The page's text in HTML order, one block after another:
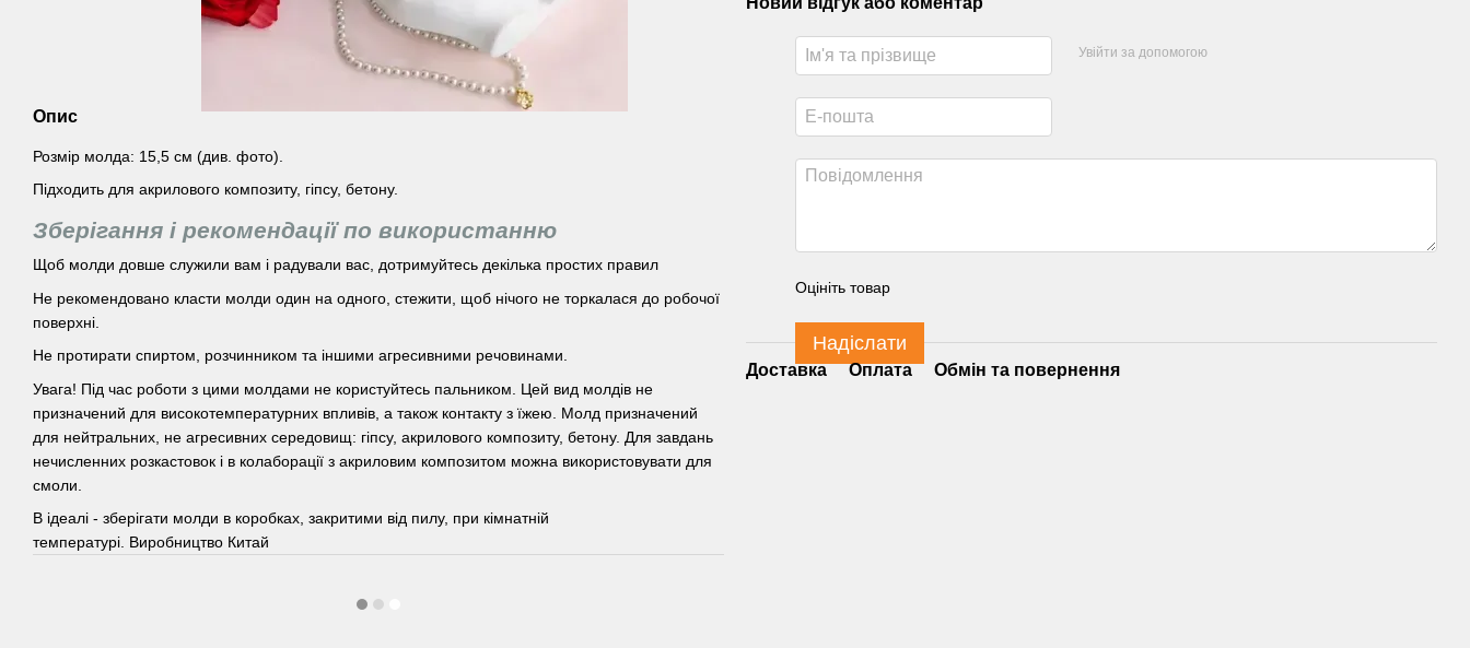
Опис
Розмір молда: 15,5 см (див. фото).
Підходить для акрилового композиту, гіпсу, бетону.
Зберігання і рекомендації по використанню
Щоб молди довше служили вам і радували вас, дотримуйтесь декілька простих правил
Не рекомендовано класти молди один на одного, стежити, щоб нічого не торкалася до робочої
поверхні.
Не протирати спиртом, розчинником та іншими агресивними речовинами.
Увага! Під час роботи з цими молдами не користуйтесь пальником. Цей вид молдів не
призначений для високотемпературних впливів, а також контакту з їжею. Молд призначений
для нейтральних, не агресивних середовищ: гіпсу, акрилового композиту, бетону. Для завдань
нечисленних розкастовок і в колаборації з акриловим композитом можна використовувати для
смоли.
В ідеалі - зберігати молди в коробках, закритими від пилу, при кімнатній
температурі. Виробництво Китай
Увійти за допомогою
Оцініть товар
Надіслати
Доставка Оплата Обмін та повернення